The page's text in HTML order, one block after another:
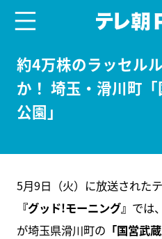
約4万株のラッセル
か！ 埼玉・滑川町
公園」
5月9日（火）に放送された
『グッド!モーニング』 では
が埼玉県滑川町の 「国営武